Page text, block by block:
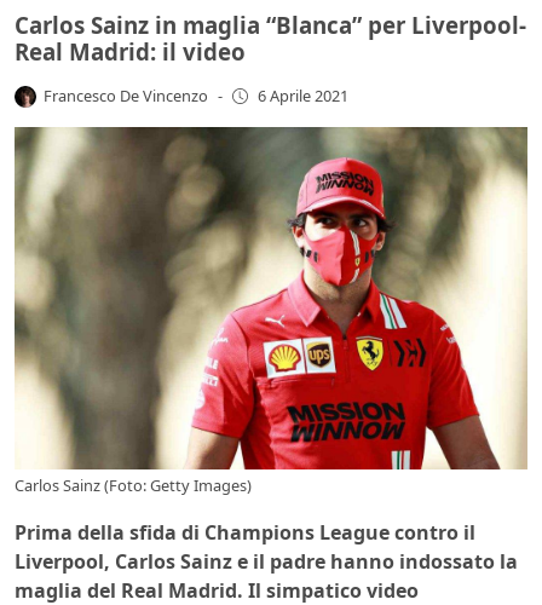
Carlos Sainz in maglia “Blanca” per Liverpool-
Real Madrid: il video
Francesco De Vincenzo - 6 Aprile 2021
Carlos Sainz (Foto: Getty Images)
Prima della sfida di Champions League contro il
Liverpool, Carlos Sainz e il padre hanno indossato la
maglia del Real Madrid. Il simpatico video